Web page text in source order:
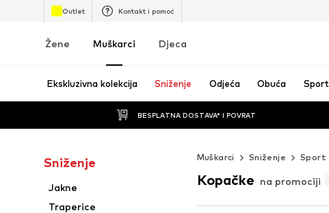
Outlet Kontakt i pomoć
Žene Muškarci Djeca
Ekskluzivna kolekcija Sniženje Odjeća Obuća Sport
BESPLATNA DOSTAVA* I POVRAT
Sniženje
Jakne
Traperice
Muškarci Sniženje Sport
Kopačke na promociji